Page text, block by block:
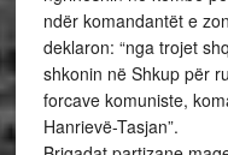
ndër komandantët e
deklaron: “nga trojet
shkonin në Shkup për
forcave komuniste,
Hanrievë-Tasjan”.